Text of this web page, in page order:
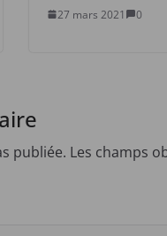
27 mars 2021 0
publiée. Les champs